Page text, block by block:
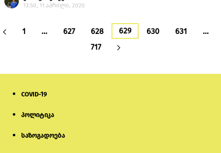
13:50, 11 აპრილი, 2020
1 … 627 628 629 630 631
…
717
COVID-19
პოლიტიკა
საზოგადოება